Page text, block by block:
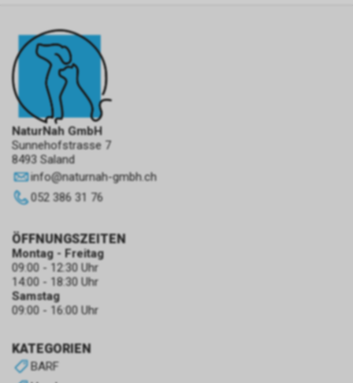
NaturNah GmbH
Sunnehofstrasse 7
8493 Saland
info@naturnah-gmbh.ch
052 386 31 76
KATEGORIEN
BARF
ÖFFNUNGSZEITEN
Montag - Freitag
09:00 - 12:30 Uhr
14:00 - 18:30 Uhr
Samstag
09:00 - 16:00 Uhr